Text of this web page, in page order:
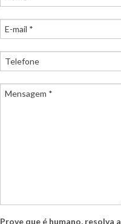
Prove que é humano, resolva a